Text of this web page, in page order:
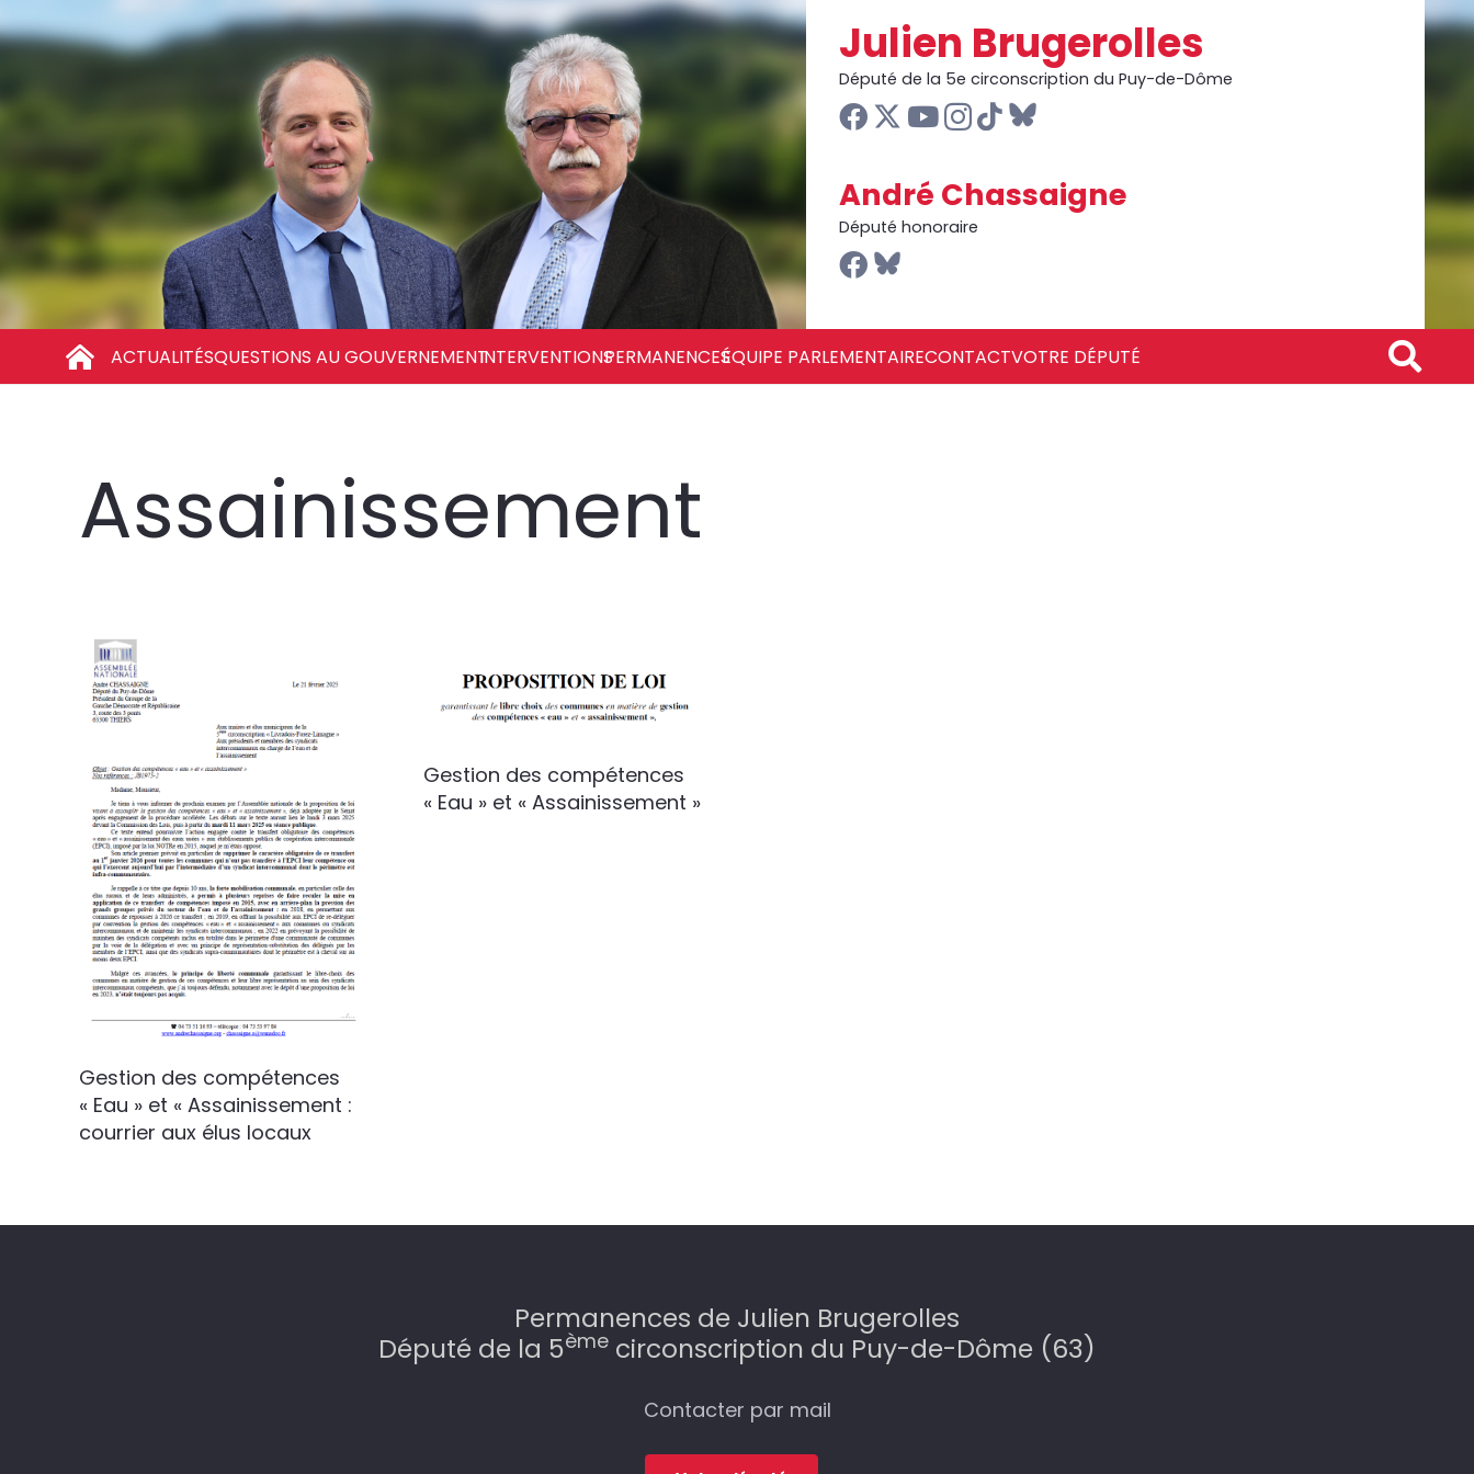
Julien Brugerolles
Député de la 5e circonscription du Puy-de-Dôme
André Chassaigne
Député honoraire
ACTUALITÉSQUESTIONS AU GOUVERNEMENTINTERVENTIONSPERMANENCESÉQUIPE PARLEMENTAIRECONTACTVOTRE DÉPUTÉ
Assainissement
Gestion des compétences
« Eau » et « Assainissement :
courrier aux élus locaux
Gestion des compétences
« Eau » et « Assainissement »
Permanences de Julien Brugerolles
Député de la 5ème circonscription du Puy-de-Dôme (63)
Contacter par mail